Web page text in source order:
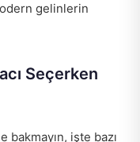
gelinlerin
Seçerken
bakmayın, işte bazı